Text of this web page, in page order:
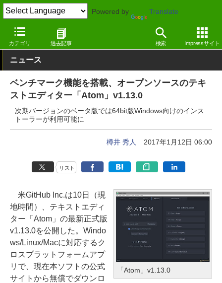
Powered by Translate
カテゴリ 過去記事 検索 Impressサイト
窓の杜 プログラミング Windows
ニュース
ベンチマーク機能を搭載、オープンソースのテキ
ストエディター「Atom」v1.13.0
次期バージョンのベータ版では64bit版Windows向けのインス
トーラーが利用可能に
樽井 秀人 2017年1月12日 06:00
リスト
「Atom」v1.13.0
米GitHub Inc.は10日（現
地時間）、テキストエディ
ター「Atom」の最新正式版
v1.13.0を公開した。Windo
ws/Linux/Macに対応するク
ロスプラットフォームアプ
リで、現在本ソフトの公式
サイトから無償でダウンロ